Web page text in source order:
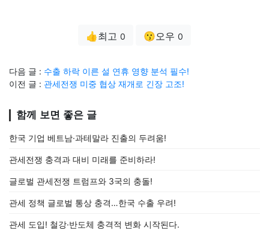
👍최고 0 😗오우 0
다음 글 : 수출 하락 이른 설 연휴 영향 분석 필수!
이전 글 : 관세전쟁 미중 협상 재개로 긴장 고조!
함께 보면 좋은 글
한국 기업 베트남·과테말라 진출의 두려움!
관세전쟁 충격과 대비 미래를 준비하라!
글로벌 관세전쟁 트럼프와 3국의 충돌!
관세 정책 글로벌 통상 충격…한국 수출 우려!
관세 도입! 철강·반도체 충격적 변화 시작된다.